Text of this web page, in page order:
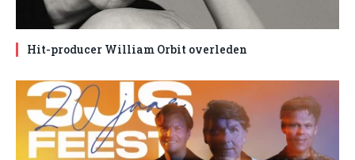
Hit-producer William Orbit overleden